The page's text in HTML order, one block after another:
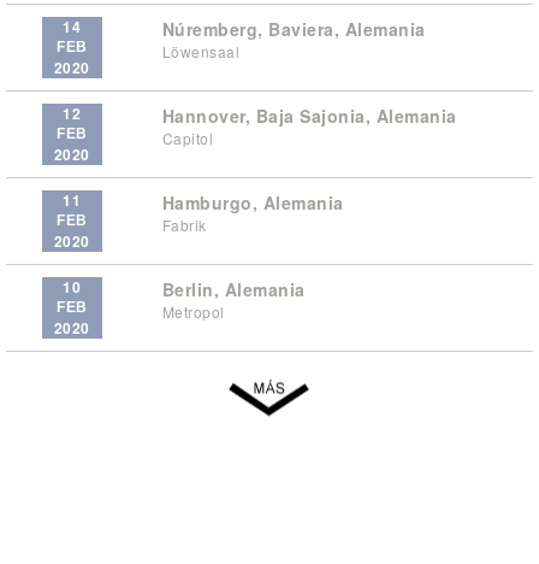
14
FEB
2020
Núremberg, Baviera, Alemania
Löwensaal
12
FEB
2020
Hannover, Baja Sajonia, Alemania
Capitol
11
FEB
2020
Hamburgo, Alemania
Fabrik
10
FEB
2020
Berlin, Alemania
Metropol